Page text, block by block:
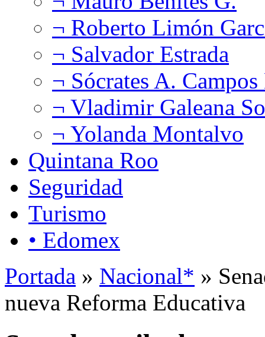
¬ Roberto Limón
¬ Salvador Estrada
¬ Sócrates A.
¬ Vladimir Galeana
¬ Yolanda Montalvo
Quintana Roo
Seguridad
Turismo
• Edomex
Portada » Nacional* »
nueva Reforma Educativa